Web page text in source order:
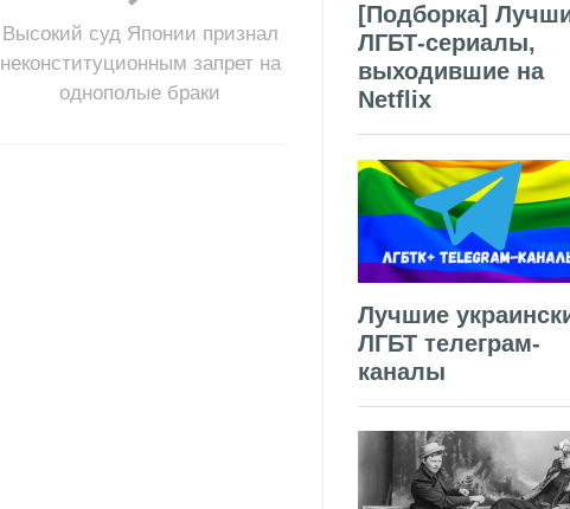
Высокий суд Японии признал
неконституционным запрет на
однополые браки
[Подборка]
ЛГБТ-сериалы,
выходившие на
Netflix
Лучшие
ЛГБТ телеграм-
каналы